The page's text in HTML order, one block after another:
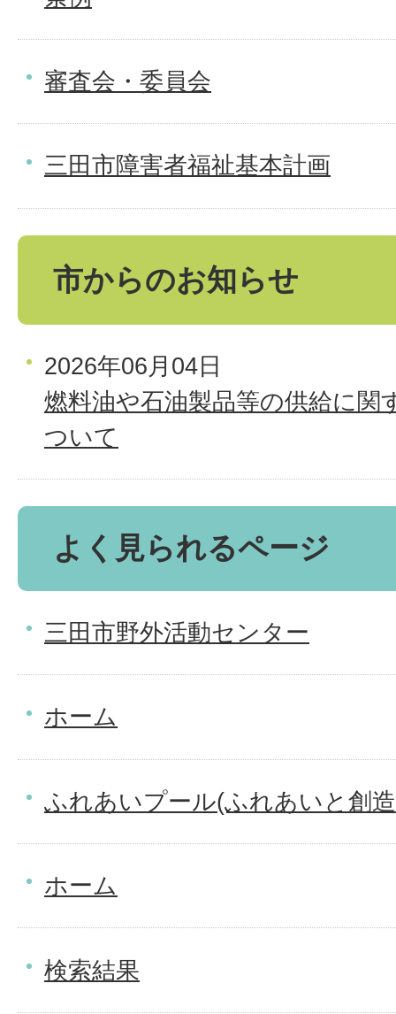
審査会・委員会
三田市障害者福祉基本計画
市からのお知らせ
2026年06月04日
燃料油や石油製品等の供給に関
ついて
よく見られるページ
三田市野外活動センター
ホーム
ふれあいプール(ふれあいと創
ホーム
検索結果